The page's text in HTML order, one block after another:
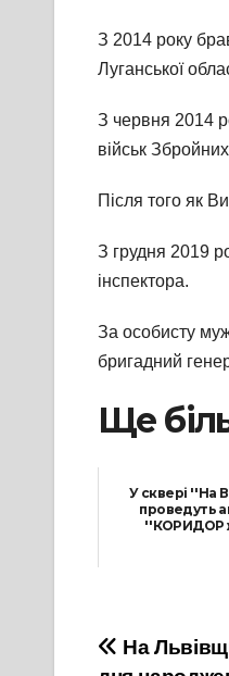
З 2014 року
Луганської
З червня 2014
військ
Після того як
З грудня 2019
інспектора.
За особисту
бригадний
Ще
У сквері ''На
проведуть
''КОРИДОР
На